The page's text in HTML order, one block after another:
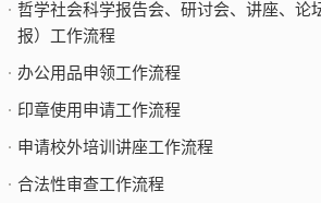
哲学社会科学报告会、研讨会、讲座、论
报）工作流程
办公用品申领工作流程
印章使用申请工作流程
申请校外培训讲座工作流程
合法性审查工作流程